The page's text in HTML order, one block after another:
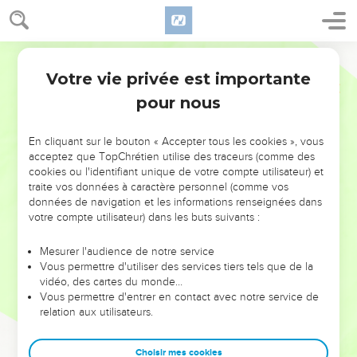
NE MANQUEZ PAS L’ÉVÉNEMENT
DE L’ANNÉE !
ET SI LEURS ERREURS POUVAIENT VOUS ÉVITER LES
VOTRES ?
leur foi ou leur vision. Mais on voit moins les doutes, les erreurs
et les saisons difficiles qu'ils ont traversés, alors même que ce
sont elles qui les ont façonnés.
Dans cette conférence, leaders, entrepreneurs, et responsables
clés pour avancer avec plus de sagesse afin que leurs erreurs
Votre vie privée est importante
pour nous
En cliquant sur le bouton « Accepter tous les cookies », vous
acceptez que TopChrétien utilise des traceurs (comme des
cookies ou l'identifiant unique de votre compte utilisateur) et
traite vos données à caractère personnel (comme vos
données de navigation et les informations renseignées dans
votre compte utilisateur) dans les buts suivants :
Mesurer l'audience de notre service
Vous permettre d'utiliser des services tiers tels que de la
vidéo, des cartes du monde…
Vous permettre d'entrer en contact avec notre service de
relation aux utilisateurs.
Choisir mes cookies